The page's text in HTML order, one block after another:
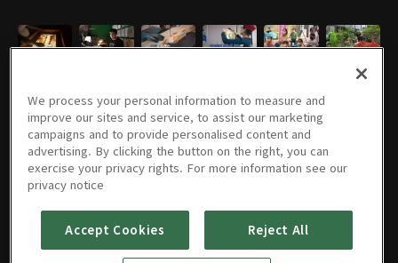
19회
04/10/2022 • 28분
20회 21회 22회 23회 24회
We process your personal information to measure and
improve our sites and service, to assist our marketing
campaigns and to provide personalised content and
advertising. By clicking the button on the right, you can
exercise your privacy rights. For more information see our
privacy notice
Accept Cookies Reject All